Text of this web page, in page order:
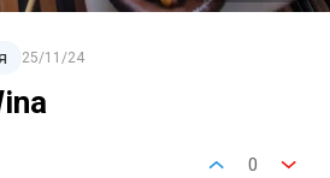
25/11/24
0